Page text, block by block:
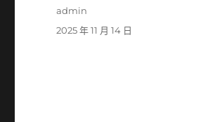
作
admin
發
2025 年 11 月 14 日